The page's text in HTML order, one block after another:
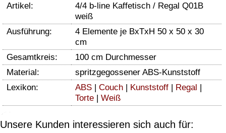
Artikel:
4/4 b-line Kaffetisch / Regal Q01B
weiß
Ausführung:
4 Elemente je BxTxH 50 x 50 x 30
cm
Gesamtkreis:
100 cm Durchmesser
Material:
spritzgegossener ABS-Kunststoff
Lexikon:
ABS | Couch | Kunststoff | Regal |
Torte | Weiß
Unsere Kunden interessieren sich auch für: